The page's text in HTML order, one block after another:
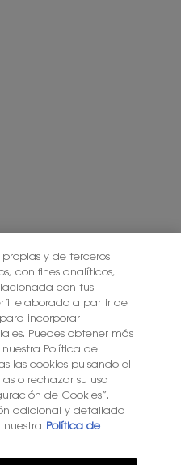
propias y de terceros
con fines analíticos,
con tus
elaborado a partir de
incorporar
Puedes obtener más
nuestra Política de
las cookies pulsando el
o rechazar su uso
de Cookies”.
adicional y detallada
nuestra
Política de